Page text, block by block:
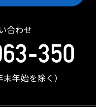
合わせ
末年始を除く）